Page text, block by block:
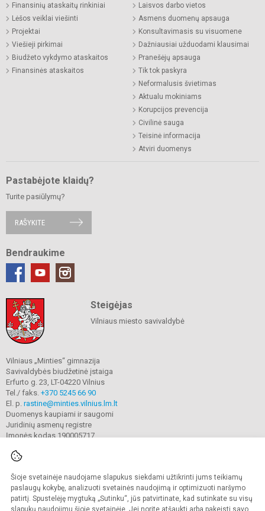
Šioje svetainėje naudojame slapukus siekdami užtikrinti jums teikiamų
paslaugų kokybę, analizuoti svetainės naudojimą ir optimizuoti naršymo
patirtį. Spustelėję mygtuką „Sutinku“, jūs patvirtinate, kad sutinkate su visų
slapukų naudojimu šioje svetainėje. Jei norite atšaukti arba pakeisti savo
Finansinių ataskaitų rinkiniai
Lėšos veiklai viešinti
Projektai
Viešieji pirkimai
Biudžeto vykdymo ataskaitos
Finansinės ataskaitos
Laisvos darbo vietos
Asmens duomenų apsauga
Konsultavimasis su visuomene
Dažniausiai užduodami klausimai
Pranešėjų apsauga
Tik tok paskyra
Neformalusis švietimas
Aktualu mokiniams
Korupcijos prevencija
Civilinė sauga
Teisinė informacija
Atviri duomenys
Pastabėjote klaidų?
Turite pasiūlymų?
RAŠYKITE
Bendraukime
Steigėjas
Vilniaus miesto savivaldybė
Vilniaus „Minties“ gimnazija
Savivaldybės biudžetinė įstaiga
Erfurto g. 23, LT-04220 Vilnius
Tel./ faks. +370 5245 66 90
El. p. rastine@minties.vilnius.lm.lt
Duomenys kaupiami ir saugomi
Juridinių asmenų registre
Įmonės kodas 190005717
© 2022. Vilniaus „Minties" gimnazija. Visos teisės saugomos.
Kopijuoti turinį be raštiško gimnazijos sutikimo griežtai draudžiama.
Prieinamumo paraiška Slapukų valdymas